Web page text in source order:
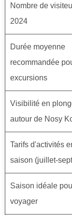
Nombre de
2024
Durée moyenne
recommandée
excursions
Visibilité en
autour de Nosy
Tarifs d'activités
saison (juillet-
Saison idéale
voyager